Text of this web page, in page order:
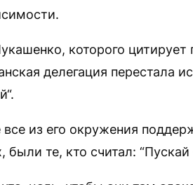
которого цитирует
делегация перестала
все из его окружения
были те, кто считал: